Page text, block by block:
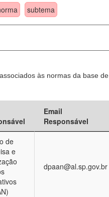
subtema
às normas da base de
Email
Responsável
de
e
dpaan@al.sp.gov.br